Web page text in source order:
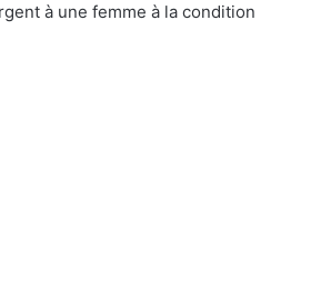
à une femme à la condition